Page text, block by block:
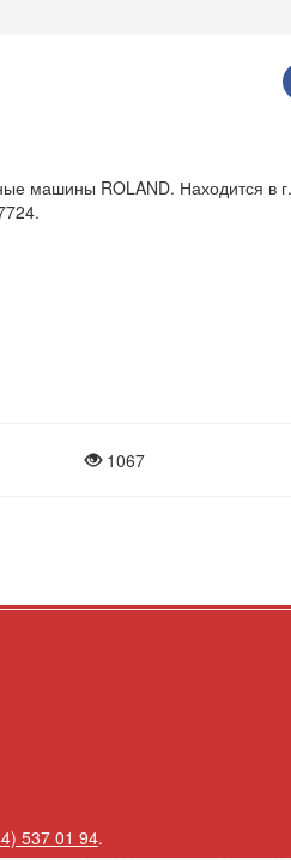
машины ROLAND. Находится в
1067
537 01 94.